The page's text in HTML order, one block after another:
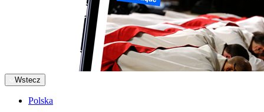
Wstecz
Polska